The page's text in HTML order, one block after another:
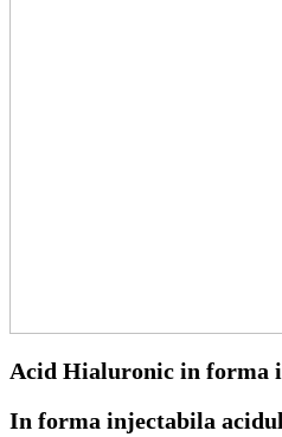
Acid Hialuronic in forma
In forma injectabila